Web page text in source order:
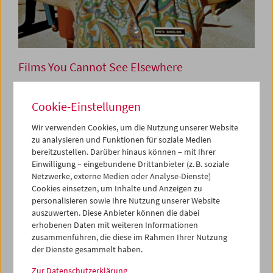
Films You Cannot See Elsewhere
Rhody Streeter & Tony Ganz
28. Mai 2025
Die kurzen, pointierten Dokumentarfilme von Rhody
Streeter und Tony Ganz zählen zu den Glanzleistungen
satirischer Americana der 1970er. Als Amos Vogel 1974
ihre Arbeiten zeigte, charakterisierte er sie treffend:
"Kitschhotels für Frischverheiratete, wohlgenährte Jesus-
Freaks, Plastik-Altersheime und die schlimmsten
Vorurteile bestätigende Muzak-Manager: Diese
Cookie-Einstellungen
Wir verwenden Cookies, um die Nutzung unserer Website
zu analysieren und Funktionen für soziale Medien
bereitzustellen. Darüber hinaus können – mit Ihrer
Einwilligung – eingebundene Drittanbieter (z. B. soziale
Netzwerke, externe Medien oder Analyse-Dienste)
Cookies einsetzen, um Inhalte und Anzeigen zu
personalisieren sowie Ihre Nutzung unserer Website
auszuwerten. Diese Anbieter können die dabei
erhobenen Daten mit weiteren Informationen
zusammenführen, die diese im Rahmen Ihrer Nutzung
der Dienste gesammelt haben.
Zur Datenschutzerklärung